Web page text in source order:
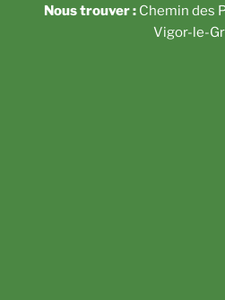
Nous trouver :Chemin des
Vigor-le-